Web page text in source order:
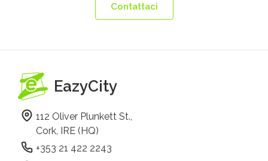
Contattaci
EazyCity
112 Oliver Plunkett St.,
Cork, IRE (HQ)
+353 21 422 2243